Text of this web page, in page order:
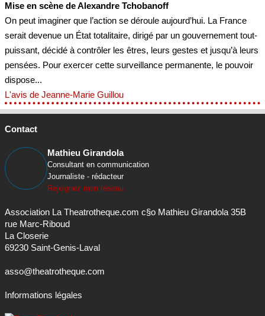
Mise en scène de Alexandre Tchobanoff
On peut imaginer que l’action se déroule aujourd’hui. La France
serait devenue un État totalitaire, dirigé par un gouvernement tout-
puissant, décidé à contrôler les êtres, leurs gestes et jusqu’à leurs
pensées. Pour exercer cette surveillance permanente, le pouvoir
dispose...
L'avis de Jeanne-Marie Guillou
Contact
Mathieu Girandola
Consultant en communication
Journaliste - rédacteur
Rejoignez mon réseau
Association La Theatrotheque.com c§o Mathieu Girandola 35B
rue Marc-Riboud
La Closerie
69230 Saint-Genis-Laval
asso@theatrotheque.com
Informations légales